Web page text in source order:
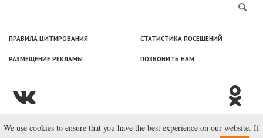
ПРАВИЛА ЦИТИРОВАНИЯ СТАТИСТИКА ПОСЕЩЕНИЙ
РАЗМЕЩЕНИЕ РЕКЛАМЫ ПОЗВОНИТЬ НАМ
© ООО «Лаборатория Новоcтей», 2003—2026.
We use cookies to ensure that you have the best experience on our website. If